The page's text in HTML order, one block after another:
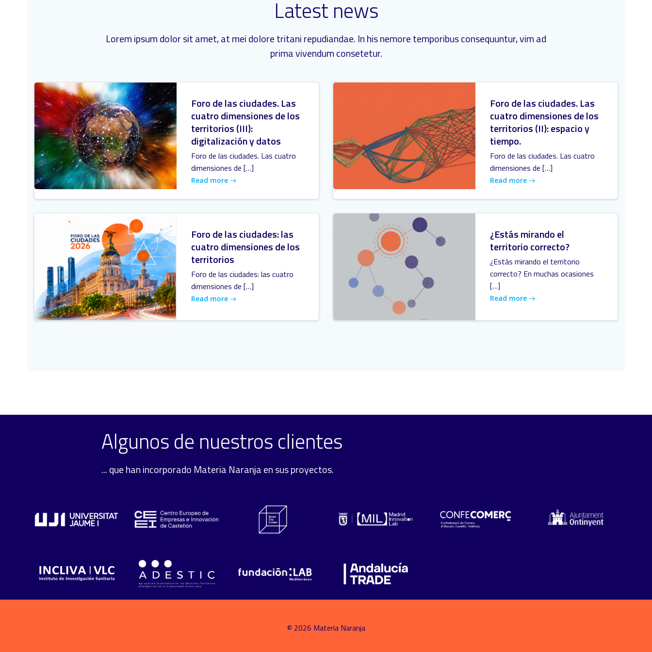
Latest news
Lorem ipsum dolor sit amet, at mei dolore tritani repudiandae. In his nemore temporibus consequuntur, vim ad
prima vivendum consetetur.
Foro de las ciudades. Las
cuatro dimensiones de los
territorios (III):
digitalización y datos
Foro de las ciudades. Las cuatro
dimensiones de […]
Read more
Foro de las ciudades. Las
cuatro dimensiones de los
territorios (II): espacio y
tiempo.
Foro de las ciudades. Las cuatro
dimensiones de […]
Read more
Foro de las ciudades: las
cuatro dimensiones de los
territorios
Foro de las ciudades: las cuatro
dimensiones de […]
Read more
¿Estás mirando el
territorio correcto?
¿Estás mirando el territorio
correcto? En muchas ocasiones
[…]
Read more
Algunos de nuestros clientes
... que han incorporado Materia Naranja en sus proyectos.
© 2026 Materia Naranja